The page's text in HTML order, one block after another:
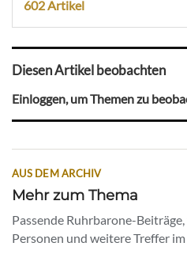
602 Artikel
Diesen Artikel beobachten
Einloggen, um Themen zu
AUS DEM ARCHIV
Mehr zum Thema
Passende Ruhrbarone-
Personen und weitere Treffer